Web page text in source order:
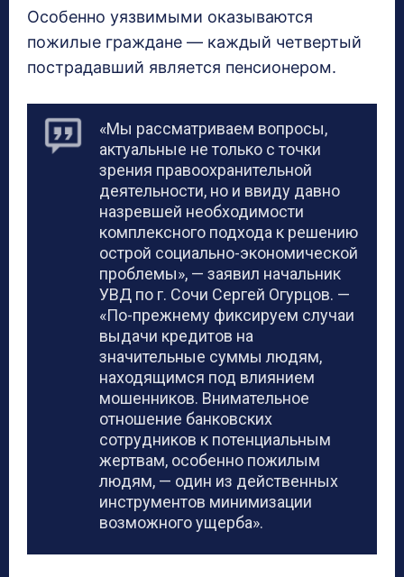
Особенно уязвимыми оказываются
пожилые граждане — каждый четвертый
пострадавший является пенсионером.
«Мы рассматриваем вопросы,
актуальные не только с точки
зрения правоохранительной
деятельности, но и ввиду давно
назревшей необходимости
комплексного подхода к решению
острой социально-экономической
проблемы», — заявил начальник
УВД по г. Сочи Сергей Огурцов. —
«По-прежнему фиксируем случаи
выдачи кредитов на
значительные суммы людям,
находящимся под влиянием
мошенников. Внимательное
отношение банковских
сотрудников к потенциальным
жертвам, особенно пожилым
людям, — один из действенных
инструментов минимизации
возможного ущерба».